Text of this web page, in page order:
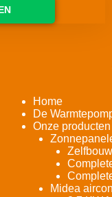
Home
De
Onze producten
Midea